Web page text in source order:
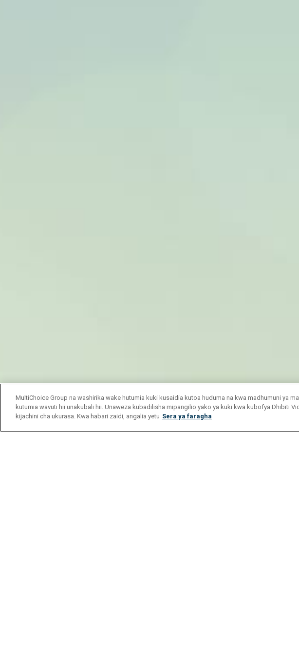
MultiChoice Group na washirika wake hutumia kuki kusaidia kutoa huduma na kwa madhumuni ya
kutumia wavuti hii unakubali hii. Unaweza kubadilisha mipangilio yako ya kuki kwa kubofya Dhibiti
kijachini cha ukurasa. Kwa habari zaidi, angalia yetu Sera ya faragha